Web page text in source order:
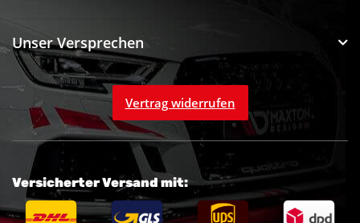
Unser Versprechen
Vertrag widerrufen
Versicherter Versand mit: